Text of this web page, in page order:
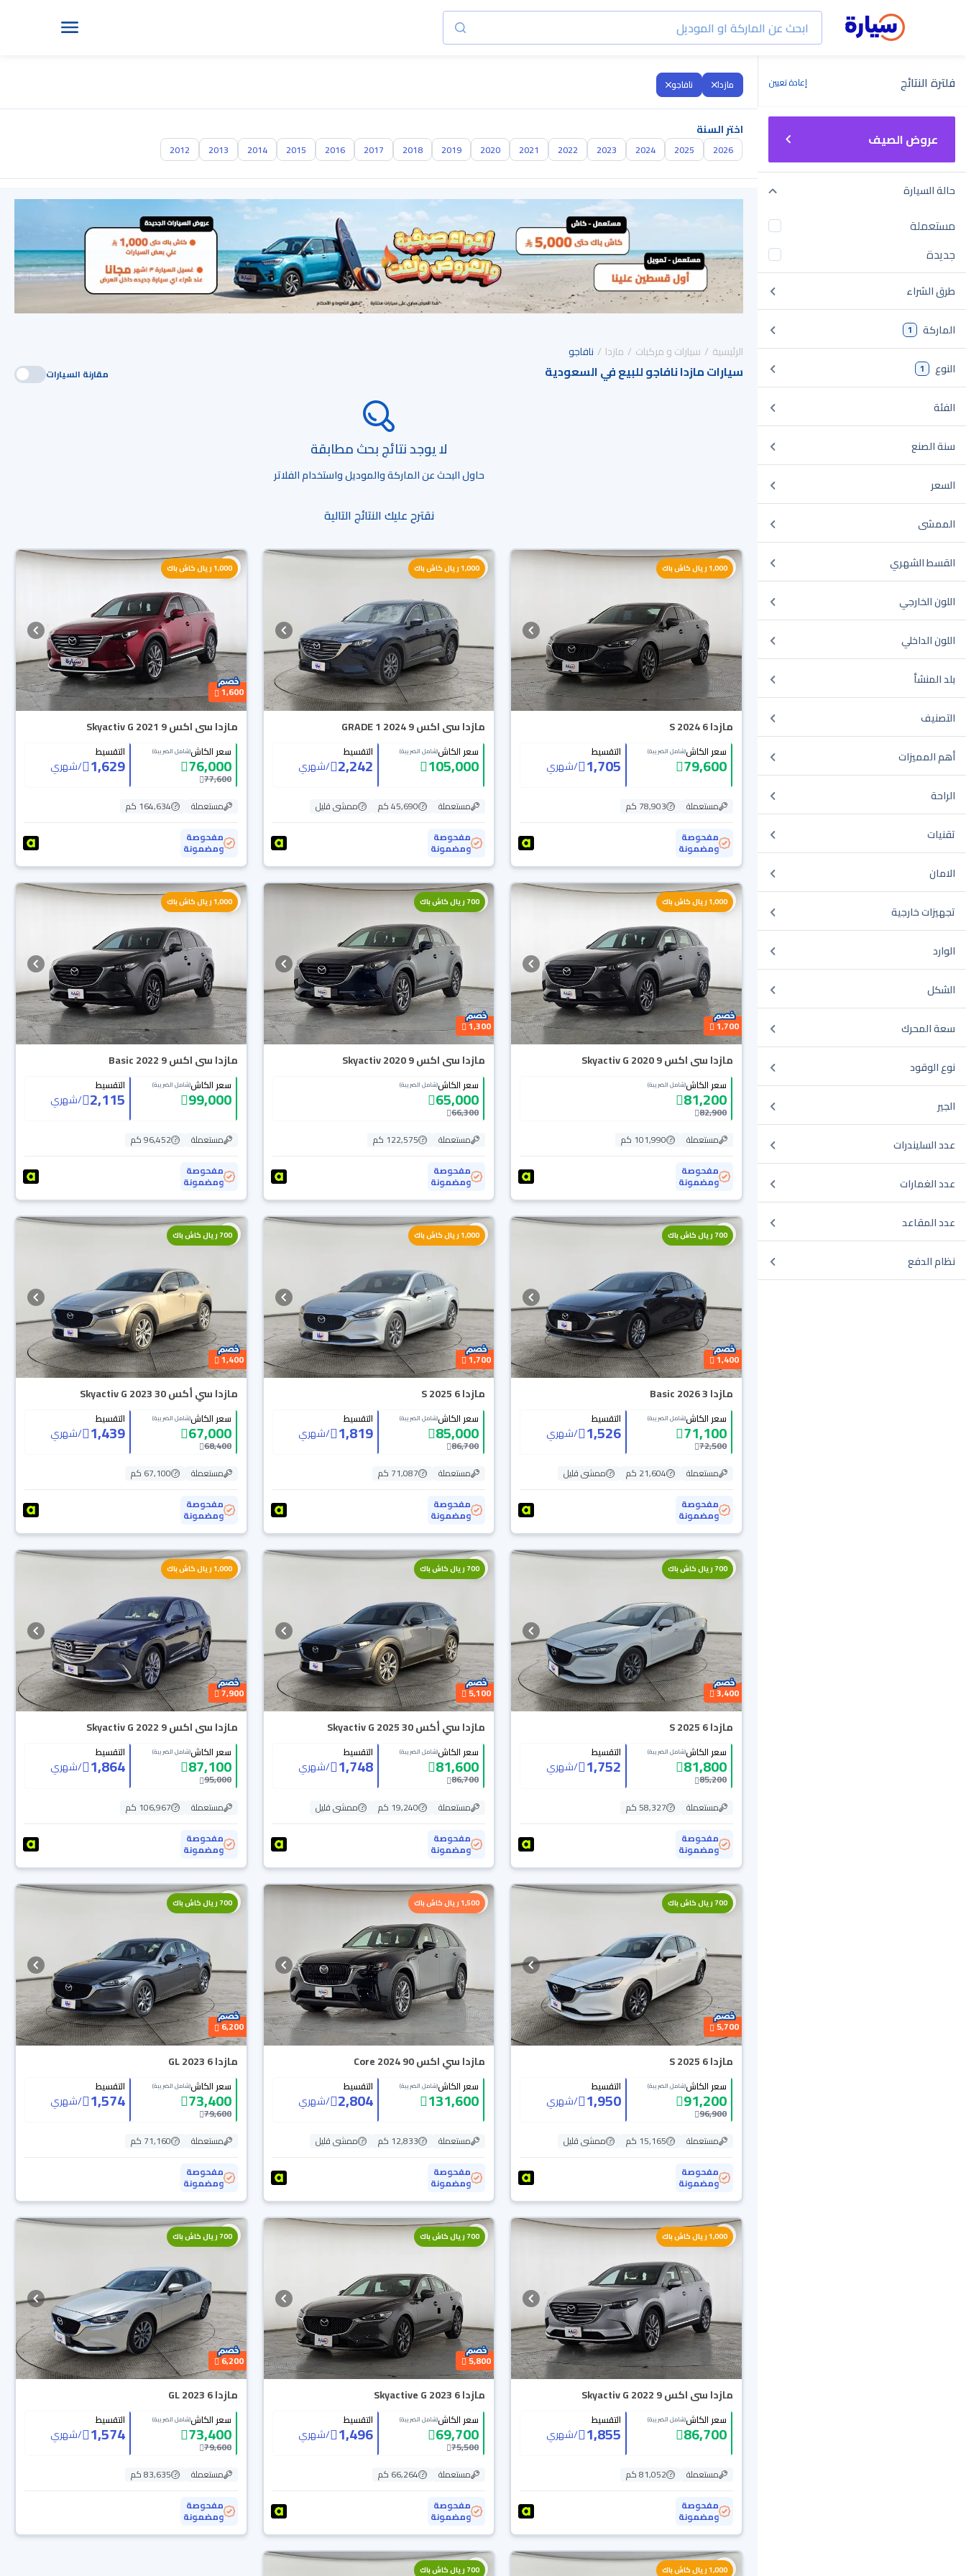
فلترة النتائج إعادة تعيين
عروض الصيف
حالة السيارة
مستعملة
جديدة
طرق الشراء
الماركة 1
النوع 1
الفئة
سنة الصنع
السعر
الممشى
القسط الشهري
اللون الخارجي
اللون الداخلي
بلد المنشأ
التصنيف
أهم المميزات
الراحة
تقنيات
الامان
تجهيزات خارجية
الوارد
الشكل
سعة المحرك
نوع الوقود
الجير
عدد السليندرات
عدد الغمارات
عدد المقاعد
نظام الدفع
مازدا نافاجو
اختر السنة
2026
2025
2024
2023
2022
2021
2020
2019
2018
2017
2016
2015
2014
2013
2012
الرئيسية سيارات و مركبات مازدا نافاجو
سيارات مازدا نافاجو للبيع في السعودية مقارنة السيارات
لا يوجد نتائج بحث مطابقة
حاول البحث عن الماركة والموديل واستخدام الفلاتر
نقترح عليك النتائج التالية
1,000 ريال كاش باك
مازدا 6 S 2024
سعر الكاش(شامل الضريبة)
79,600
التقسيط
1,705
/شهري
مستعملة
78,903 كم
مفحوصة
ومضمونة
1,000 ريال كاش باك
مازدا سى اكس 9 GRADE 1 2024
سعر الكاش(شامل الضريبة)
105,000
التقسيط
2,242
/شهري
مستعملة 45,690 كم
ممشى قليل
مفحوصة
ومضمونة
1,000 ريال كاش باك
1,600
مازدا سى اكس 9 Skyactiv G 2021
سعر الكاش(شامل الضريبة)
76,000
77,600
التقسيط
1,629
/شهري
مستعملة
164,634 كم
مفحوصة
ومضمونة
1,000 ريال كاش باك
1,700
مازدا سى اكس 9 Skyactiv G 2020
سعر الكاش(شامل الضريبة)
81,200
82,900
مستعملة
101,990 كم
مفحوصة
ومضمونة
700 ريال كاش باك
1,300
مازدا سى اكس 9 Skyactiv 2020
سعر الكاش(شامل الضريبة)
65,000
66,300
مستعملة
122,575 كم
مفحوصة
ومضمونة
1,000 ريال كاش باك
مازدا سى اكس 9 Basic 2022
سعر الكاش(شامل الضريبة)
99,000
التقسيط
2,115
/شهري
مستعملة
96,452 كم
مفحوصة
ومضمونة
700 ريال كاش باك
1,400
مازدا 3 Basic 2026
سعر الكاش(شامل الضريبة)
71,100
72,500
التقسيط
1,526
/شهري
مستعملة 21,604 كم
ممشى قليل
مفحوصة
ومضمونة
1,000 ريال كاش باك
1,700
مازدا 6 S 2025
سعر الكاش(شامل الضريبة)
85,000
86,700
التقسيط
1,819
/شهري
مستعملة
71,087 كم
مفحوصة
ومضمونة
700 ريال كاش باك
1,400
مازدا سي أكس 30 Skyactiv G 2023
سعر الكاش(شامل الضريبة)
67,000
68,400
التقسيط
1,439
/شهري
مستعملة
67,100 كم
مفحوصة
ومضمونة
700 ريال كاش باك
3,400
مازدا 6 S 2025
سعر الكاش(شامل الضريبة)
81,800
85,200
التقسيط
1,752
/شهري
مستعملة
58,327 كم
مفحوصة
ومضمونة
700 ريال كاش باك
5,100
مازدا سي أكس 30 Skyactiv G 2025
سعر الكاش(شامل الضريبة)
81,600
86,700
التقسيط
1,748
/شهري
مستعملة 19,240 كم
ممشى قليل
مفحوصة
ومضمونة
1,000 ريال كاش باك
7,900
مازدا سى اكس 9 Skyactiv G 2022
سعر الكاش(شامل الضريبة)
87,100
95,000
التقسيط
1,864
/شهري
مستعملة
106,967 كم
مفحوصة
ومضمونة
700 ريال كاش باك
5,700
مازدا 6 S 2025
سعر الكاش(شامل الضريبة)
91,200
96,900
التقسيط
1,950
/شهري
مستعملة 15,165 كم
ممشى قليل
مفحوصة
ومضمونة
1,500 ريال كاش باك
مازدا سي اكس 90 Core 2024
سعر الكاش(شامل الضريبة)
131,600
التقسيط
2,804
/شهري
مستعملة 12,833 كم
ممشى قليل
مفحوصة
ومضمونة
700 ريال كاش باك
6,200
مازدا 6 GL 2023
سعر الكاش(شامل الضريبة)
73,400
79,600
التقسيط
1,574
/شهري
مستعملة
71,160 كم
مفحوصة
ومضمونة
1,000 ريال كاش باك
مازدا سى اكس 9 Skyactiv G 2022
سعر الكاش(شامل الضريبة)
86,700
التقسيط
1,855
/شهري
مستعملة
81,052 كم
مفحوصة
ومضمونة
700 ريال كاش باك
5,800
مازدا 6 Skyactive G 2023
سعر الكاش(شامل الضريبة)
69,700
75,500
التقسيط
1,496
/شهري
مستعملة
66,264 كم
مفحوصة
ومضمونة
700 ريال كاش باك
6,200
مازدا 6 GL 2023
سعر الكاش(شامل الضريبة)
73,400
79,600
التقسيط
1,574
/شهري
مستعملة
83,635 كم
مفحوصة
ومضمونة
1,000 ريال كاش باك 700 ريال كاش باك